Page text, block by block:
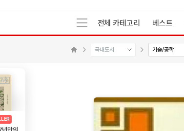
전체 카테고리 베스트
국내도서 기술/공학
AD
년만의